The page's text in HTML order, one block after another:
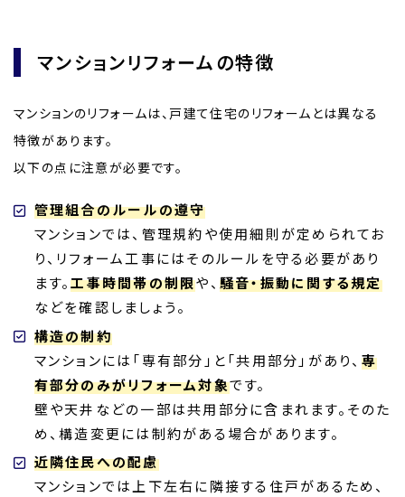
マンションリフォームの特徴
マンションのリフォームは、戸建て住宅のリフォームとは異なる
特徴があります。
以下の点に注意が必要です。
管理組合のルールの遵守
マンションでは、管理規約や使用細則が定められてお
り、リフォーム工事にはそのルールを守る必要があり
ます。工事時間帯の制限や、 騒音・振動に関する規定
などを確認しましょう。
構造の制約
マンションには「専有部分」と「共用部分」があり、 専
有部分のみがリフォーム対象です。
壁や天井などの一部は共用部分に含まれます。そのた
め、構造変更には制約がある場合があります。
近隣住民への配慮
マンションでは上下左右に隣接する住戸があるため、